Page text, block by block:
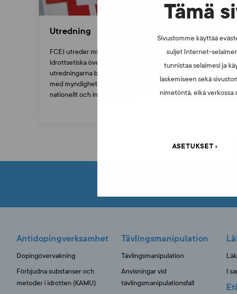
Tämä
Sivustomme käyttää
suljet Internet-
tunnistaa selaimesi ja
laskemiseen sekä
nimetöntä, eikä
ASETUKSET
Utredning
FCEI utreder misstänkta dopingförseelser och
idrottsetiska överträdelser. I anslutning till
utredningarna bedriver FCEI ett nära samarbete
med myndigheter och andra aktörer både
nationellt och internationellt.
Antidopingverksamhet
Dopingövervakning
Förbjudna substanser och
metoder i idrotten (KAMU)
Tävlingsmanipulation
Tävlingsmanipulation
Anvisningar vid
tävlingsmanipulationsfall
I